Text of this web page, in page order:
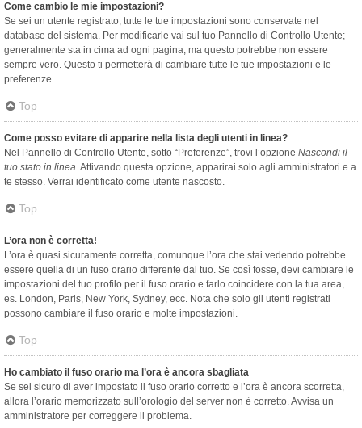
Come cambio le mie impostazioni?
Se sei un utente registrato, tutte le tue impostazioni sono conservate nel
database del sistema. Per modificarle vai sul tuo Pannello di Controllo Utente;
generalmente sta in cima ad ogni pagina, ma questo potrebbe non essere
sempre vero. Questo ti permetterà di cambiare tutte le tue impostazioni e le
preferenze.
Top
Come posso evitare di apparire nella lista degli utenti in linea?
Nel Pannello di Controllo Utente, sotto “Preferenze”, trovi l’opzione Nascondi il
tuo stato in linea. Attivando questa opzione, apparirai solo agli amministratori e a
te stesso. Verrai identificato come utente nascosto.
Top
L’ora non è corretta!
L’ora è quasi sicuramente corretta, comunque l’ora che stai vedendo potrebbe
essere quella di un fuso orario differente dal tuo. Se così fosse, devi cambiare le
impostazioni del tuo profilo per il fuso orario e farlo coincidere con la tua area,
es. London, Paris, New York, Sydney, ecc. Nota che solo gli utenti registrati
possono cambiare il fuso orario e molte impostazioni.
Top
Ho cambiato il fuso orario ma l’ora è ancora sbagliata
Se sei sicuro di aver impostato il fuso orario corretto e l’ora è ancora scorretta,
allora l’orario memorizzato sull’orologio del server non è corretto. Avvisa un
amministratore per correggere il problema.